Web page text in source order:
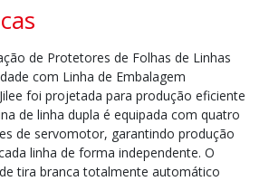
de Protetores de Folhas de Linhas
com Linha de Embalagem
foi projetada para produção eficiente
de linha dupla é equipada com quatro
de servomotor, garantindo produção
linha de forma independente. O
tira branca totalmente automático